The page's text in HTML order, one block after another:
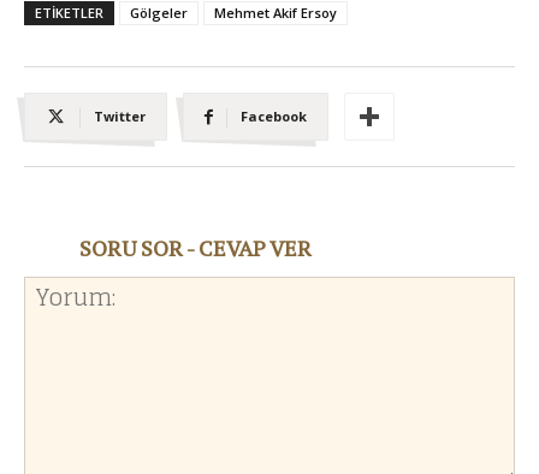
ETIKETLER Gölgeler Mehmet Akif Ersoy
Twitter Facebook
SORU SOR - CEVAP VER